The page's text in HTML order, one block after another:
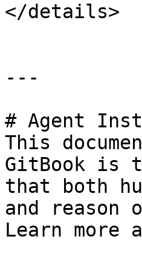
</details>
---
# Agent
This
GitBook is
that both
and
Learn more